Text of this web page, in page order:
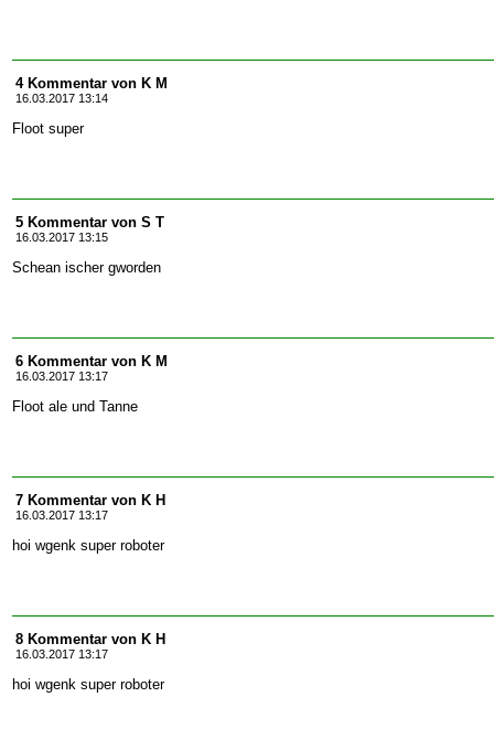
4 Kommentar von K M
16.03.2017 13:14
Floot super
5 Kommentar von S T
16.03.2017 13:15
Schean ischer gworden
6 Kommentar von K M
16.03.2017 13:17
Floot ale und Tanne
7 Kommentar von K H
16.03.2017 13:17
hoi wgenk super roboter
8 Kommentar von K H
16.03.2017 13:17
hoi wgenk super roboter